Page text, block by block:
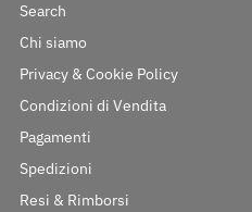
Search
Chi siamo
Privacy & Cookie Policy
Condizioni di Vendita
Pagamenti
Spedizioni
Resi & Rimborsi